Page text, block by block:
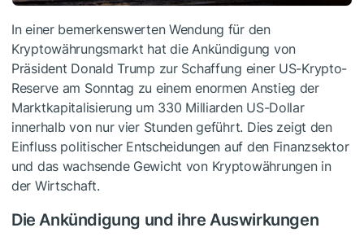
In einer bemerkenswerten Wendung für den
Kryptowährungsmarkt hat die Ankündigung von
Präsident Donald Trump zur Schaffung einer US-Krypto-
Reserve am Sonntag zu einem enormen Anstieg der
Marktkapitalisierung um 330 Milliarden US-Dollar
innerhalb von nur vier Stunden geführt. Dies zeigt den
Einfluss politischer Entscheidungen auf den Finanzsektor
und das wachsende Gewicht von Kryptowährungen in
der Wirtschaft.
Die Ankündigung und ihre Auswirkungen